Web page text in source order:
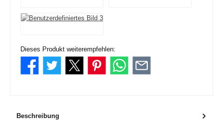
Dieses Produkt weiterempfehlen:
Beschreibung